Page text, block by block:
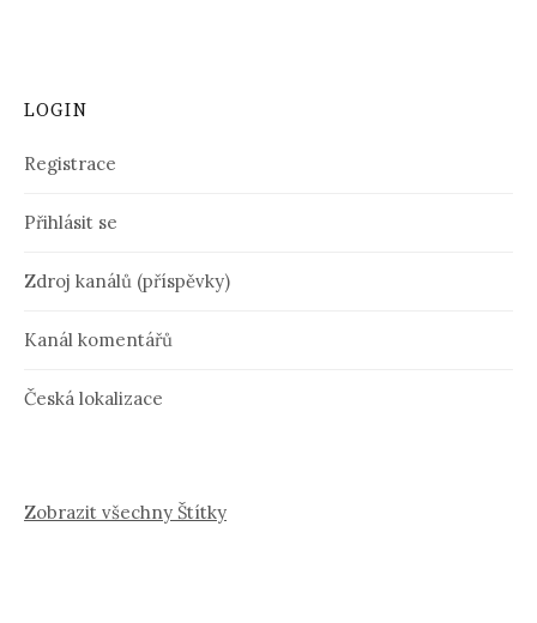
LOGIN
Registrace
Přihlásit se
Zdroj kanálů (příspěvky)
Kanál komentářů
Česká lokalizace
Zobrazit všechny Štítky